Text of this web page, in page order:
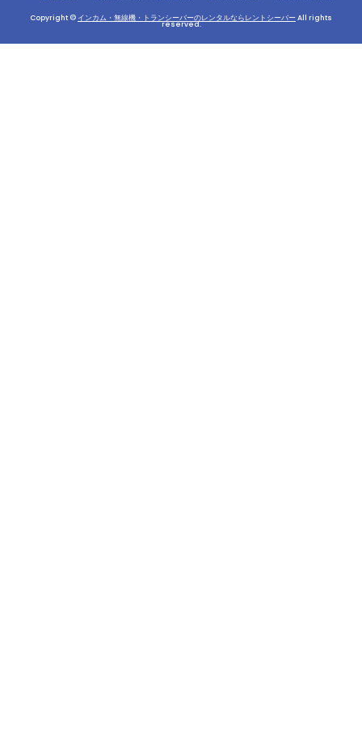
Copyright © インカム・無線機・トランシーバーのレンタルならレントシーバーAll rights
reserved.